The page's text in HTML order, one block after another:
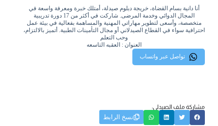
أنا دانية بسام القضاة، خريجة دبلوم صيدلة، أمتلك خبرة ومعرفة واسعة في
المجال الدوائي وخدمة المرضى. شاركت في أكثر من 17 دورة تدريبية
متخصصة، وأسعى لتطوير مهاراتي المهنية والمساهمة بفعالية في بيئة عمل
احترافية سواء في القطاع الصيدلاني أو مجال التأمينات الطبية. أتميز بالالتزام،
وحب التعلم
العنوان : العقبه التاسعه
تواصل عبر واتساب
مشاركة ملف الصيدلي:
نسخ الرابط